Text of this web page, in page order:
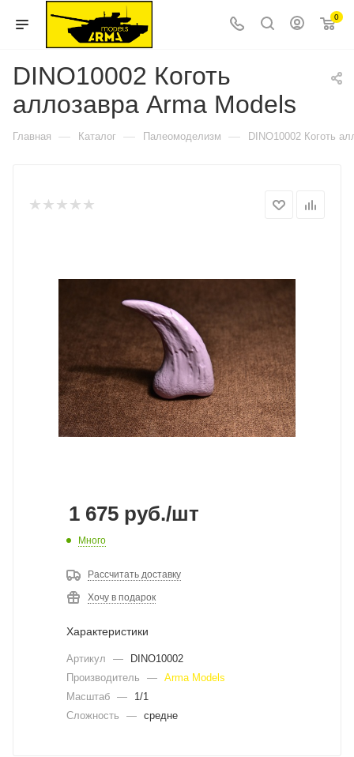
0
DINO10002 Коготь
аллозавра Arma Models
Главная — Каталог — Палеомоделизм — DINO10002 Коготь
1 675 руб./шт
Много
Рассчитать доставку
Хочу в подарок
Характеристики
Артикул —
DINO10002
Производитель
— Arma Models
Масштаб —
1/1
Сложность
— средне